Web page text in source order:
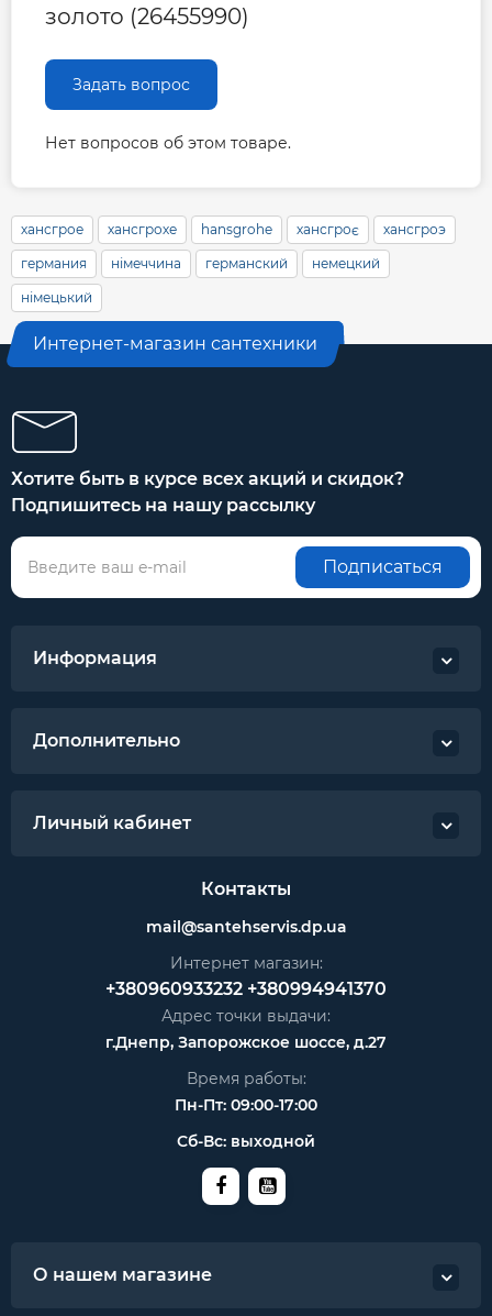
золото (26455990)
Задать вопрос
Нет вопросов об этом товаре.
хансгрое хансгрохе hansgrohe хансгроє хансгроэ
германия німеччина германский немецкий
німецький
Интернет-магазин сантехники
Хотите быть в курсе всех акций и скидок?
Подпишитесь на нашу рассылку
Подписаться
Информация
Дополнительно
Личный кабинет
Контакты
mail@santehservis.dp.ua
Интернет магазин:
+380960933232 +380994941370
Адрес точки выдачи:
г.Днепр, Запорожское шоссе, д.27
Время работы:
Пн-Пт: 09:00-17:00
Сб-Вс: выходной
О нашем магазине